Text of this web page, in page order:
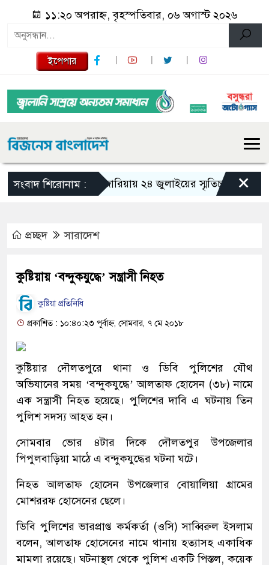
১১:২০ অপরাহ্ন, বৃহস্পতিবার, ০৬ অগাস্ট ২০২৬
ইপেপার
সংবাদ শিরোনাম :গজারিয়ায় ২৪ জুলাইয়ের স্মৃতিচারণ: গুমের
×
প্রচ্ছদ সারাদেশ
কুষ্টিয়ায় ‘বন্দুকযুদ্ধে’ সন্ত্রাসী নিহত
কুষ্টিয়া প্রতিনিধি
প্রকাশিত : ১০:৪০:২৩ পূর্বাহ্ন, সোমবার, ৭ মে ২০১৮
কুষ্টিয়ার দৌলতপুরে থানা ও ডিবি পুলিশের যৌথ
অভিযানের সময় ‘বন্দুকযুদ্ধে’ আলতাফ হোসেন (৩৮) নামে
এক সন্ত্রাসী নিহত হয়েছে। পুলিশের দাবি এ ঘটনায় তিন
পুলিশ সদস্য আহত হন।
সোমবার ভোর ৪টার দিকে দৌলতপুর উপজেলার
পিপুলবাড়িয়া মাঠে এ বন্দুকযুদ্ধের ঘটনা ঘটে।
নিহত আলতাফ হোসেন উপজেলার বোয়ালিয়া গ্রামের
মোশররফ হোসেনের ছেলে।
ডিবি পুলিশের ভারপ্রাপ্ত কর্মকর্তা (ওসি) সাব্বিরুল ইসলাম
বলেন, আলতাফ হোসেনের নামে থানায় হত্যাসহ একাধিক
মামলা রয়েছে। ঘটনাস্থল থেকে পুলিশ একটি পিস্তল, কয়েক